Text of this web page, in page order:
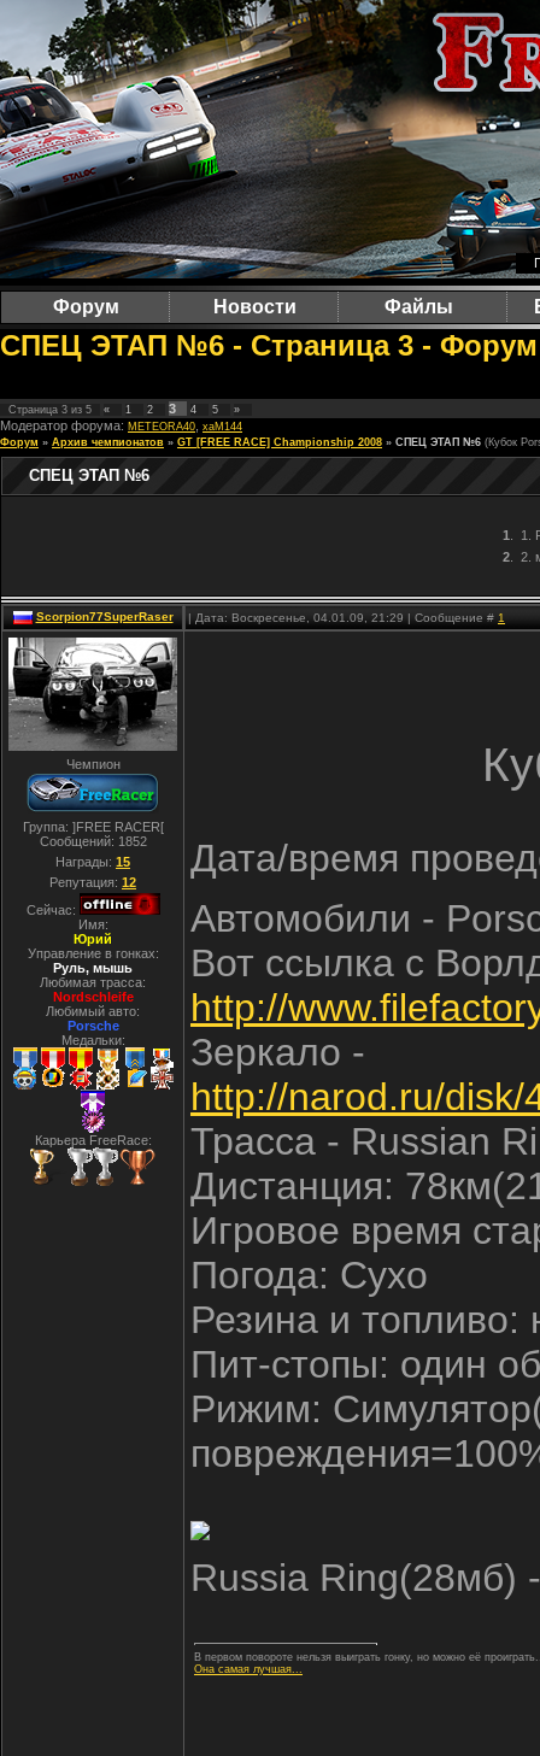
Форум Новости Файлы
СПЕЦ ЭТАП №6 - Страница 3 - Форум
Страница 3 из 5 « 1 2 3 4 5 »
Модератор форума: METEORA40 xaM144
Форум » Архив чемпионатов » GT [FREE RACE] Championship 2008 » СПЕЦ ЭТАП №6 (Кубок
СПЕЦ ЭТАП №6
1
1.
2. 2.
Scorpion77SuperRaser | Дата: Воскресенье, 04.01.09, 21:29 | Сообщение # 1
Чемпион
Группа: ]FREE RACER[
Сообщений: 1852
Награды: 15
Репутация: 12
Сейчас:
Имя:
Юрий
Управление в гонках:
Руль, мышь
Любимая трасса:
Nordschleife
Любимый авто:
Porsche
Медальки:
Карьера FreeRace:
Дата/время
Автомобили -
Вот ссылка с
http://
Зеркало -
http://narod.ru/
Трасса - Russian
Дистанция:
Игровое время
Погода: Сухо
Резина и топливо:
Пит-стопы: один
Рижим:
Russia Ring(28мб)
В первом повороте нельзя выиграть гонку, но можно её
Она самая лучшая...